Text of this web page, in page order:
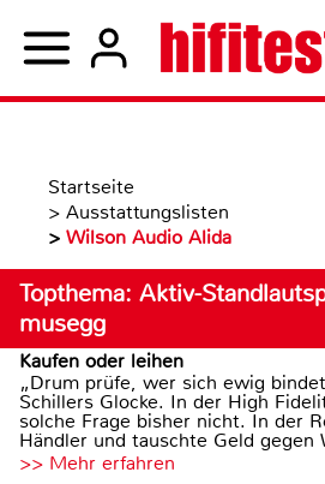
Startseite
> Ausstattungslisten
> Wilson Audio Alida
Topthema: Aktiv-
musegg
Kaufen oder leihen
„Drum prüfe, wer sich ewig
Schillers Glocke. In der High
solche Frage bisher nicht. In der
Händler und tauschte Geld gegen
>> Mehr erfahren